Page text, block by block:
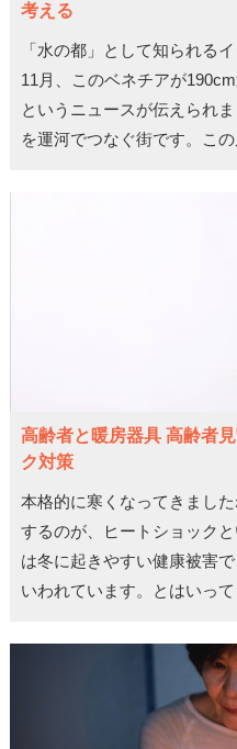
考える
「水の都」として知られる
11月、このベネチアが
というニュースが伝えられ
を運河でつなぐ街です。こ
高齢者と暖房器具 高齢者
ク対策
本格的に寒くなってきまし
するのが、ヒートショック
は冬に起きやすい健康被害
いわれています。とはいっ